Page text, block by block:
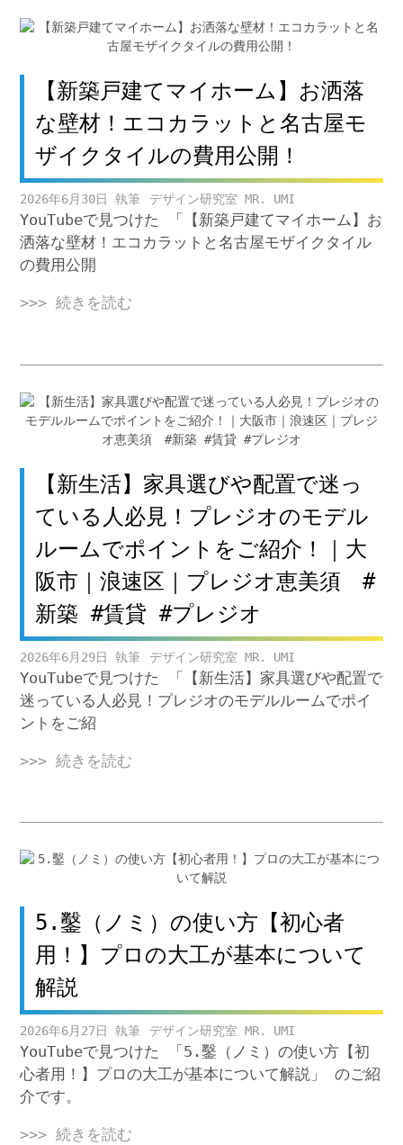
【新築戸建てマイホーム】お洒落
な壁材！エコカラットと名古屋モ
ザイクタイルの費用公開！
2026年6月30日 デザイン研究室 MR. UMI
YouTubeで見つけた 「【新築戸建てマイホーム】お
洒落な壁材！エコカラットと名古屋モザイクタイル
の費用公開
>>> 続きを読む
【新生活】家具選びや配置で迷っ
ている人必見！プレジオのモデル
ルームでポイントをご紹介！｜大
阪市｜浪速区｜プレジオ恵美須 #
新築 #賃貸 #プレジオ
2026年6月29日 デザイン研究室 MR. UMI
YouTubeで見つけた 「【新生活】家具選びや配置で
迷っている人必見！プレジオのモデルルームでポイ
ントをご紹
>>> 続きを読む
5.鑿（ノミ）の使い方【初心者
用！】プロの大工が基本について
解説
2026年6月27日 デザイン研究室 MR. UMI
YouTubeで見つけた 「5.鑿（ノミ）の使い方【初
心者用！】プロの大工が基本について解説」 のご紹
介です。
>>> 続きを読む